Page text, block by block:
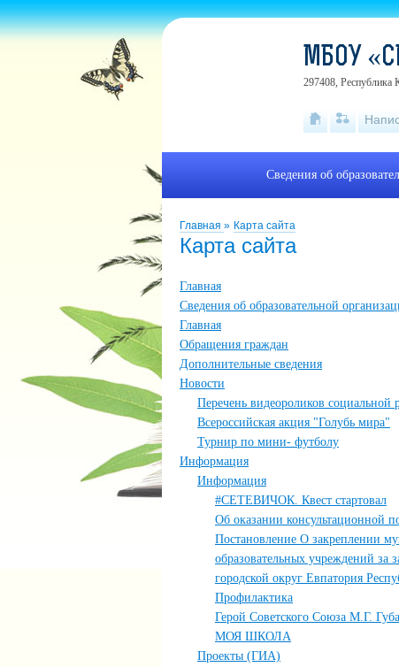
Главная » Карта сайта
Карта сайта
Главная
Сведения об образовательной
Главная
Обращения граждан
Дополнительные сведения
Новости
Перечень видеороликов социальной
Всероссийская акция "Голубь мира"
Турнир по мини- футболу
Информация
Информация
#СЕТЕВИЧОК. Квест стартовал
Об оказании консультационной
Постановление О закреплении
образовательных учреждений за
городской округ Евпатория
Профилактика
Герой Советского Союза М.Г.
МОЯ ШКОЛА
Проекты (ГИА)
МБОУ
297408, Республика
Сведения об